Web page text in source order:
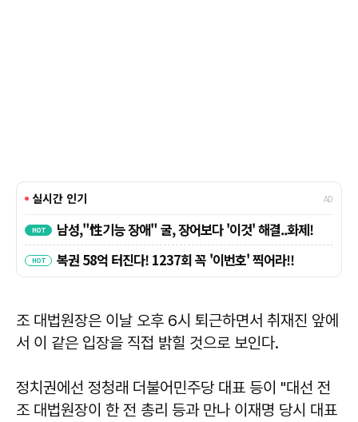
조 대법원장은 이날 오후 6시 퇴근하면서 취재진 앞에
서 이 같은 입장을 직접 밝힐 것으로 보인다.
정치권에선 정청래 더불어민주당 대표 등이 "대선 전
조 대법원장이 한 전 총리 등과 만나 이재명 당시 대표